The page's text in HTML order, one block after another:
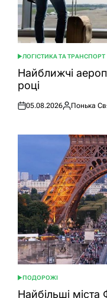
ОПУБЛІКУВАТИ
У
ЛОГІСТИКА ТА ТРАНСПОРТ
Найближчі
році
Оприлюднено
05.08.2026 Понька
ОПУБЛІКУВАТИ
У
ПОДОРОЖІ
Найбільші міста